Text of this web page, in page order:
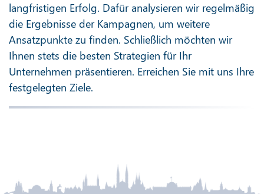
langfristigen Erfolg. Dafür analysieren wir regelmäßig
die Ergebnisse der Kampagnen, um weitere
Ansatzpunkte zu finden. Schließlich möchten wir
Ihnen stets die besten Strategien für Ihr
Unternehmen präsentieren. Erreichen Sie mit uns Ihre
festgelegten Ziele.